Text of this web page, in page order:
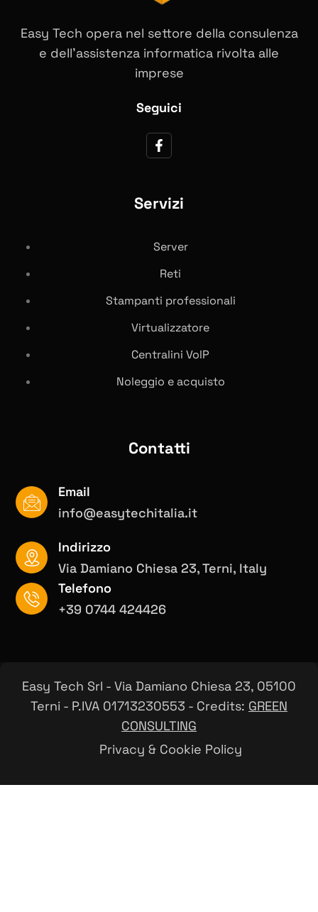
Easy Tech opera nel settore della consulenza
e dell’assistenza informatica rivolta alle
imprese
Seguici
Servizi
Server
Reti
Stampanti professionali
Virtualizzatore
Centralini VolP
Noleggio e acquisto
Contatti
Email
info@easytechitalia.it
Indirizzo
Via Damiano Chiesa 23, Terni, Italy
Telefono
+39 0744 424426
Easy Tech Srl - Via Damiano Chiesa 23, 05100
Terni - P.IVA 01713230553 - Credits: GREEN
CONSULTING
Privacy & Cookie Policy